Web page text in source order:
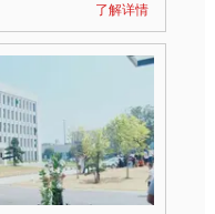
了解详情